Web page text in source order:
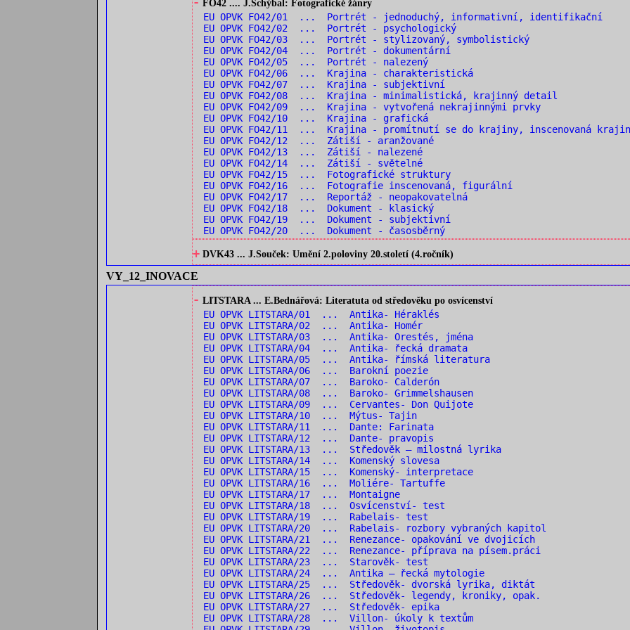
FO42 .... J.Schýbal: Fotografické žánry
EU OPVK FO42/01 ... Portrét - jednoduchý, informativní, identifikační
EU OPVK FO42/02 ... Portrét - psychologický
EU OPVK FO42/03 ... Portrét - stylizovaný, symbolistický
EU OPVK FO42/04 ... Portrét - dokumentární
EU OPVK FO42/05 ... Portrét - nalezený
EU OPVK FO42/06 ... Krajina - charakteristická
EU OPVK FO42/07 ... Krajina - subjektivní
EU OPVK FO42/08 ... Krajina - minimalistická, krajinný detail
EU OPVK FO42/09 ... Krajina - vytvořená nekrajinnými prvky
EU OPVK FO42/10 ... Krajina - grafická
EU OPVK FO42/11 ... Krajina - promítnutí se do krajiny, inscenovaná
EU OPVK FO42/12 ... Zátiší - aranžované
EU OPVK FO42/13 ... Zátiší - nalezené
EU OPVK FO42/14 ... Zátiší - světelné
EU OPVK FO42/15 ... Fotografické struktury
EU OPVK FO42/16 ... Fotografie inscenovaná, figurální
EU OPVK FO42/17 ... Reportáž - neopakovatelná
EU OPVK FO42/18 ... Dokument - klasický
EU OPVK FO42/19 ... Dokument - subjektivní
EU OPVK FO42/20 ... Dokument - časosběrný
+ DVK43 ... J.Souček: Umění 2.poloviny 20.století (4.ročník)
VY_12_INOVACE
- LITSTARA ... E.Bednářová: Literatuta od středověku po osvícenství
EU OPVK LITSTARA/01 ... Antika- Héraklés
EU OPVK LITSTARA/02 ... Antika- Homér
EU OPVK LITSTARA/03 ... Antika- Orestés, jména
EU OPVK LITSTARA/04 ... Antika- řecká dramata
EU OPVK LITSTARA/05 ... Antika- římská literatura
EU OPVK LITSTARA/06 ... Barokní poezie
EU OPVK LITSTARA/07 ... Baroko- Calderón
EU OPVK LITSTARA/08 ... Baroko- Grimmelshausen
EU OPVK LITSTARA/09 ... Cervantes- Don Quijote
EU OPVK LITSTARA/10 ... Mýtus- Tajin
EU OPVK LITSTARA/11 ... Dante: Farinata
EU OPVK LITSTARA/12 ... Dante- pravopis
EU OPVK LITSTARA/13 ... Středověk – milostná lyrika
EU OPVK LITSTARA/14 ... Komenský slovesa
EU OPVK LITSTARA/15 ... Komenský- interpretace
EU OPVK LITSTARA/16 ... Moliére- Tartuffe
EU OPVK LITSTARA/17 ... Montaigne
EU OPVK LITSTARA/18 ... Osvícenství- test
EU OPVK LITSTARA/19 ... Rabelais- test
EU OPVK LITSTARA/20 ... Rabelais- rozbory vybraných kapitol
EU OPVK LITSTARA/21 ... Renezance- opakování ve dvojicích
EU OPVK LITSTARA/22 ... Renezance- příprava na písem.práci
EU OPVK LITSTARA/23 ... Starověk- test
EU OPVK LITSTARA/24 ... Antika – řecká mytologie
EU OPVK LITSTARA/25 ... Středověk- dvorská lyrika, diktát
EU OPVK LITSTARA/26 ... Středověk- legendy, kroniky, opak.
EU OPVK LITSTARA/27 ... Středověk- epika
EU OPVK LITSTARA/28 ... Villon- úkoly k textům